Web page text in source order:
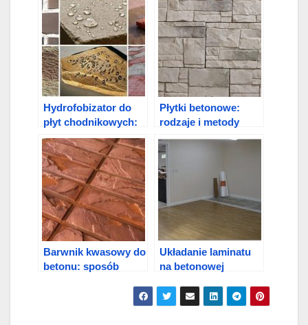
Hydrofobizator do
płyt chodnikowych:
funkcje, skład,
technologia aplikacji
Płytki betonowe:
rodzaje i metody
mocowania
Barwnik kwasowy do
betonu: sposób
Układanie laminatu
na betonowej
podkładem: jak
układać i wybierać